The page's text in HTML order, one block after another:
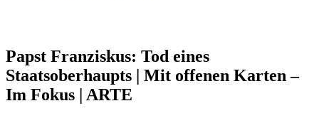
Papst Franziskus: Tod eines
Staatsoberhaupts | Mit offenen Karten –
Im Fokus | ARTE